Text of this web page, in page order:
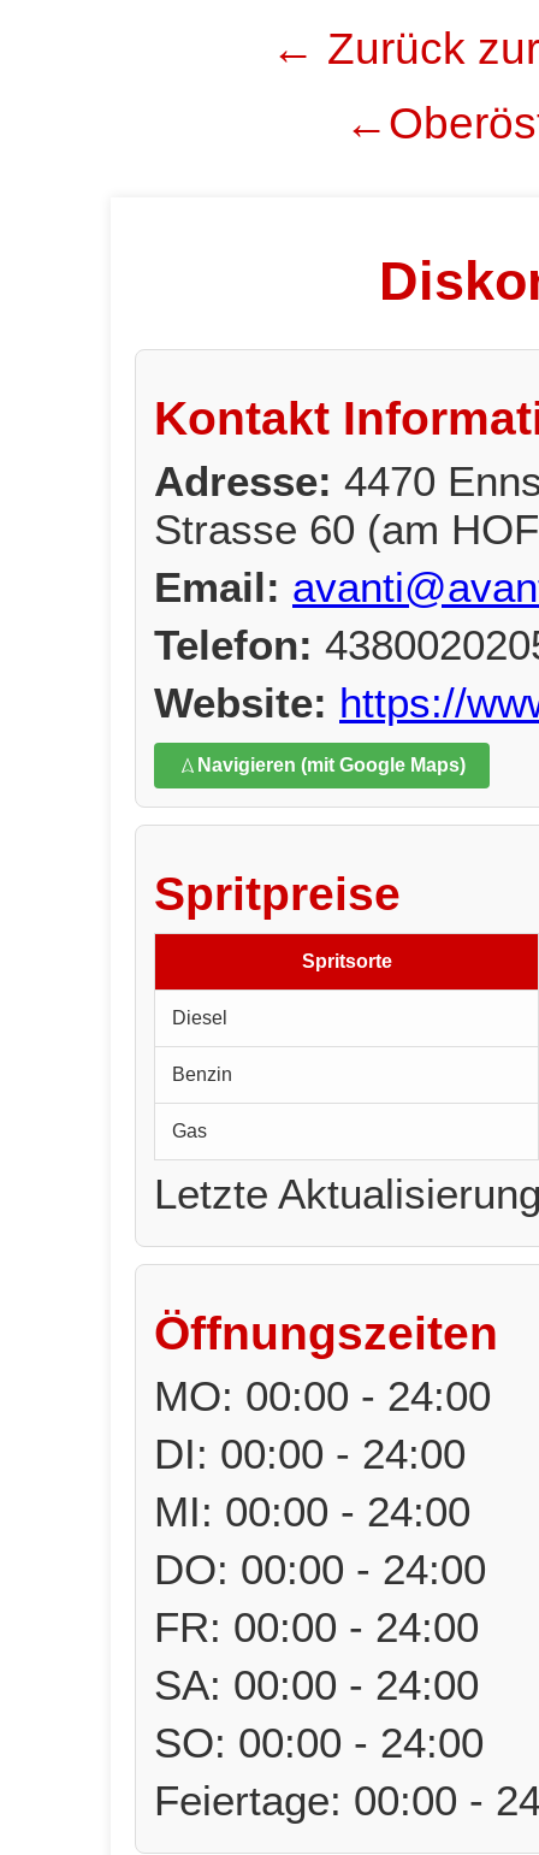
← Zurück
Kontakt
Adresse: 4470
Strasse 60 (am
Email:
Telefon:
Website: https://
Navigieren (mit Google Maps)
Spritpreise
Spritsorte
Diesel
Benzin
Gas
Letzte
Öffnungszeiten
MO: 00:00 - 24:00
DI: 00:00 - 24:00
MI: 00:00 - 24:00
DO: 00:00 - 24:00
FR: 00:00 - 24:00
SA: 00:00 - 24:00
SO: 00:00 - 24:00
Feiertage: 00:00 -